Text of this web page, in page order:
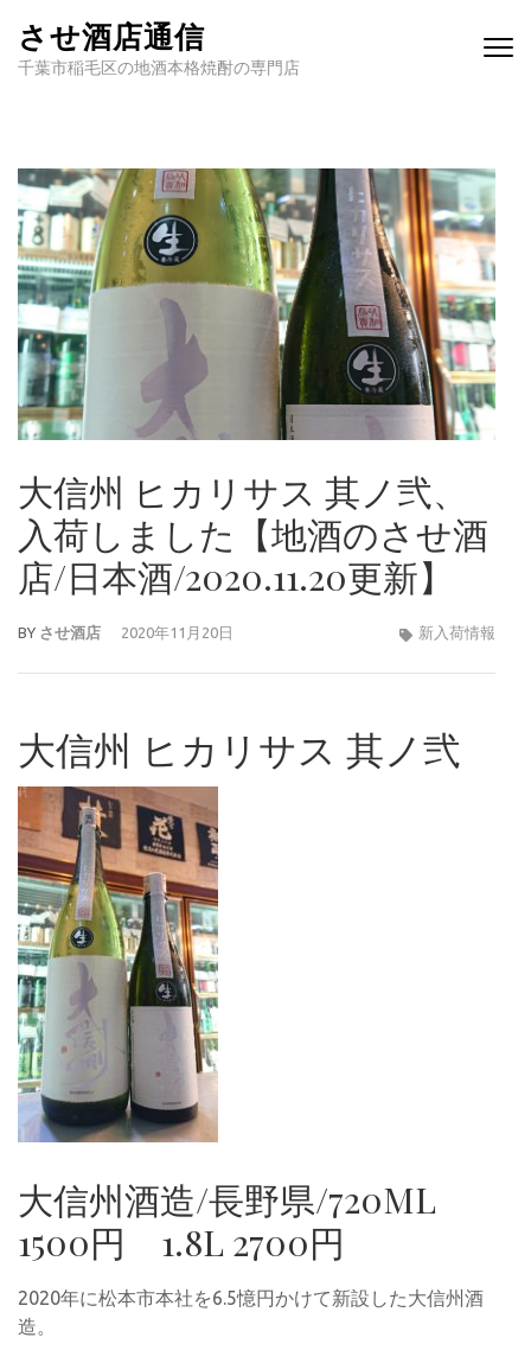
させ酒店通信
千葉市稲毛区の地酒本格焼酎の専門店
大信州 ヒカリサス 其ノ弐、
入荷しました【地酒のさせ酒
店/日本酒/2020.11.20更新】
BY させ酒店 2020年11月20日 新入荷情報
大信州 ヒカリサス 其ノ弐
大信州酒造/長野県/720ML
1500円 1.8L 2700円
2020年に松本市本社を6.5憶円かけて新設した大信州酒
造。